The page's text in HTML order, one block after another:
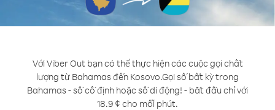
Với Viber Out bạn có thể thực hiện các cuộc gọi chất
lượng từ Bahamas đến Kosovo.Gọi số bất kỳ trong
Bahamas - số cố định hoặc số di động! - bắt đầu chỉ với
18.9 ¢ cho mỗi phút.